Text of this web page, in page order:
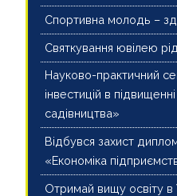
Спортивна молодь –
Cвяткування ювілею
Науково-практичний
інвестицій в
садівництва»
Відбувся захист
«Економіка
Отримай вищу освіту